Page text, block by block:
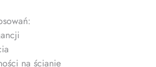
na ścianie